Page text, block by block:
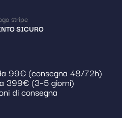
SICURO
99€ (consegna 48/72h)
(3–5 giorni)
di consegna